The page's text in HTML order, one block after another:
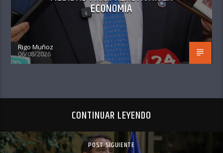
ECONOMÍA
Rigo Muñoz
06/08/2026
CONTINUAR LEYENDO
POST SIGUIENTE